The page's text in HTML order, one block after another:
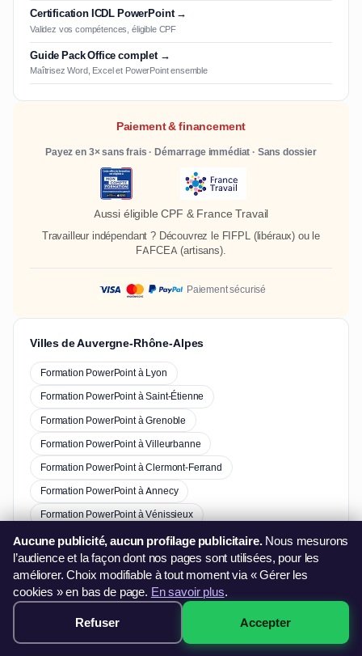
Certification ICDL PowerPoint →
Validez vos compétences, éligible CPF
Guide Pack Office complet →
Maîtrisez Word, Excel et PowerPoint ensemble
Paiement & financement
Payez en 3× sans frais · Démarrage immédiat · Sans dossier
Aussi éligible CPF & France Travail
Travailleur indépendant ? Découvrez le FIFPL(libéraux) ou le
FAFCEA (artisans).
Paiement sécurisé
Villes de Auvergne-Rhône-Alpes
Formation PowerPoint à Lyon
Formation PowerPoint à Saint-Étienne
Formation PowerPoint à Grenoble
Formation PowerPoint à Villeurbanne
Formation PowerPoint à Clermont-Ferrand
Formation PowerPoint à Annecy
Formation PowerPoint à Vénissieux
Formation PowerPoint à Valence
Autres formations à Baix
Formation Excel à Baix249€ · Voir les sessions →
Aucune publicité, aucun profilage publicitaire.Nous mesurons
l’audience et la façon dont nos pages sont utilisées, pour les
améliorer. Choix modifiable à tout moment via « Gérer les
cookies » en bas de page. En savoir plus.
Refuser Accepter